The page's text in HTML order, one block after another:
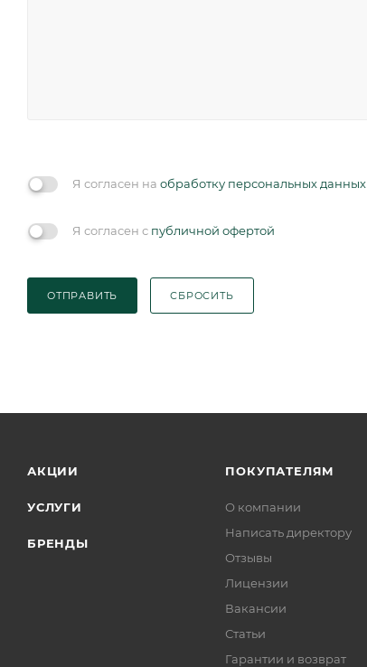
Я согласен на обработку персональных данных
Я согласен с публичной офертой
ОТПРАВИТЬ СБРОСИТЬ
АКЦИИ
УСЛУГИ
БРЕНДЫ
ПОКУПАТЕЛЯМ
О компании
Написать директору
Отзывы
Лицензии
Вакансии
Статьи
Гарантии и возврат